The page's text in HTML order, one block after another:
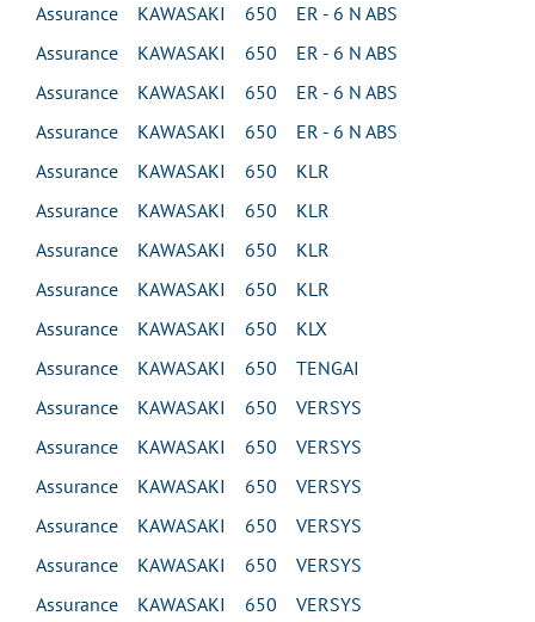
Assurance KAWASAKI 650 ER - 6 N ABS
Assurance KAWASAKI 650 ER - 6 N ABS
Assurance KAWASAKI 650 ER - 6 N ABS
Assurance KAWASAKI 650 ER - 6 N ABS
Assurance KAWASAKI 650 KLR
Assurance KAWASAKI 650 KLR
Assurance KAWASAKI 650 KLR
Assurance KAWASAKI 650 KLR
Assurance KAWASAKI 650 KLX
Assurance KAWASAKI 650 TENGAI
Assurance KAWASAKI 650 VERSYS
Assurance KAWASAKI 650 VERSYS
Assurance KAWASAKI 650 VERSYS
Assurance KAWASAKI 650 VERSYS
Assurance KAWASAKI 650 VERSYS
Assurance KAWASAKI 650 VERSYS